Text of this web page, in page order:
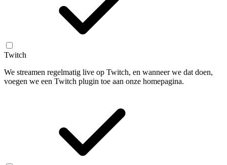
Twitch
We streamen regelmatig live op Twitch, en wanneer we dat doen,
voegen we een Twitch plugin toe aan onze homepagina.